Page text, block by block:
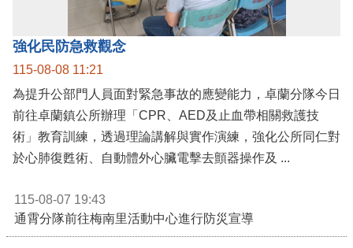
強化民防急救觀念
115-08-08 11:21
為提升公部門人員面對緊急事故的應變能力，卓蘭分隊今日
前往卓蘭鎮公所辦理「CPR、AED及止血帶相關救護技
術」教育訓練，透過理論講解與實作演練，強化公所同仁對
於心肺復甦術、自動體外心臟電擊去顫器操作及 ...
115-08-07 19:43
通霄分隊前往梅南里活動中心進行防災宣導